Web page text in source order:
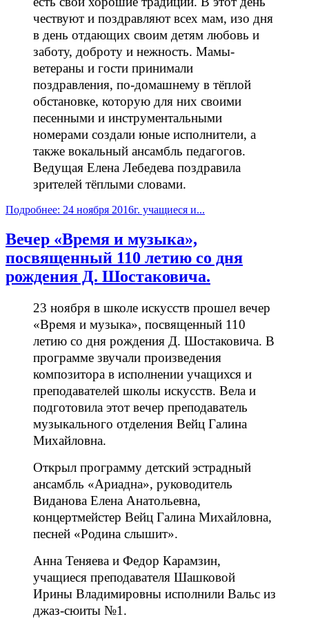
чествуют и поздравляют всех мам, изо дня
в день отдающих своим детям любовь и
заботу, доброту и нежность. Мамы-
ветераны и гости принимали
поздравления, по-домашнему в тёплой
обстановке, которую для них своими
песенными и инструментальными
номерами создали юные исполнители, а
также вокальный ансамбль педагогов.
Ведущая Елена Лебедева поздравила
зрителей тёплыми словами.
Подробнее: 24 ноября 2016г. учащиеся и...
Вечер «Время и музыка»,
посвященный 110 летию со дня
рождения Д. Шостаковича.
23 ноября в школе искусств прошел вечер
«Время и музыка», посвященный 110
летию со дня рождения Д. Шостаковича. В
программе звучали произведения
композитора в исполнении учащихся и
преподавателей школы искусств. Вела и
подготовила этот вечер преподаватель
музыкального отделения Вейц Галина
Михайловна.
Открыл программу детский эстрадный
ансамбль «Ариадна», руководитель
Виданова Елена Анатольевна,
концертмейстер Вейц Галина Михайловна,
песней «Родина слышит».
Анна Теняева и Федор Карамзин,
учащиеся преподавателя Шашковой
Ирины Владимировны исполнили Вальс из
джаз-сюиты №1.